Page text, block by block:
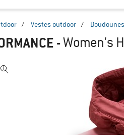
/ Vestes outdoor / Doudounes
-Women's